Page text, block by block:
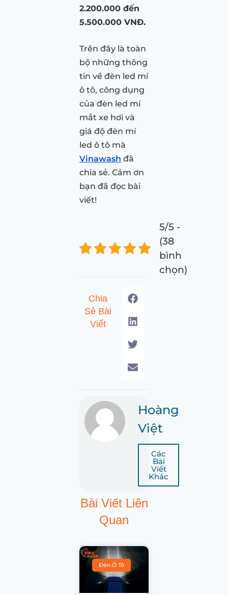
2.200.000 đến
5.500.000 VNĐ.
Trên đây là toàn
bộ những thông
tin về đèn led mí
ô tô, công dụng
của đèn led mí
mắt xe hơi và
giá độ đèn mí
led ô tô mà
Vinawash đã
chia sẻ. Cảm ơn
bạn đã đọc bài
viết!
5/5 -
(38
bình
chọn)
Chia
Sẻ Bài
Viết
Hoàng
Việt
Các
Bài
Viết
Khác
Bài Viết Liên
Quan
Đèn Ô Tô